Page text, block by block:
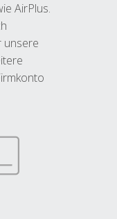
AirPlus.
unsere